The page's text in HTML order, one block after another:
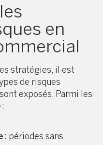
en
stratégies, il est
de risques
exposés. Parmi les
: périodes sans